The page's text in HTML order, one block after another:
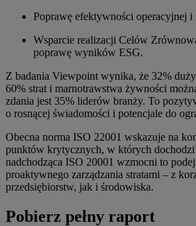
Poprawę efektywności operacyjnej i
Wsparcie realizacji Celów
poprawę wyników ESG.
Z badania Viewpoint wynika, że 32%
60% strat i marnotrawstwa żywności
zdania jest 35% liderów branży. To
o rosnącej świadomości i potencjale do
Obecna norma ISO 22001 wskazuje na
punktów krytycznych, w których dochodzi
nadchodząca ISO 20001 wzmocni to
proaktywnego zarządzania stratami – z
przedsiębiorstw, jak i środowiska.
Pobierz pełny raport